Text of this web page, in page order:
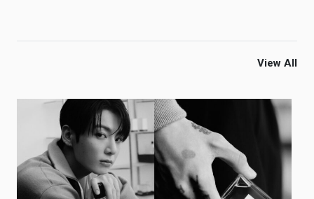
View All